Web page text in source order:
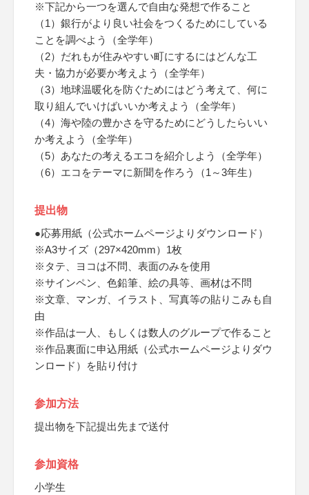
※下記から一つを選んで自由な発想で作ること
（1）銀行がより良い社会をつくるためにしている
ことを調べよう（全学年）
（2）だれもが住みやすい町にするにはどんな工
夫・協力が必要か考えよう（全学年）
（3）地球温暖化を防ぐためにはどう考えて、何に
取り組んでいけばいいか考えよう（全学年）
（4）海や陸の豊かさを守るためにどうしたらいい
か考えよう（全学年）
（5）あなたの考えるエコを紹介しよう（全学年）
（6）エコをテーマに新聞を作ろう（1～3年生）
提出物
●応募用紙（公式ホームページよりダウンロード）
※A3サイズ（297×420mm）1枚
※タテ、ヨコは不問、表面のみを使用
※サインペン、色鉛筆、絵の具等、画材は不問
※文章、マンガ、イラスト、写真等の貼りこみも自
由
※作品は一人、もしくは数人のグループで作ること
※作品裏面に申込用紙（公式ホームページよりダウ
ンロード）を貼り付け
参加方法
提出物を下記提出先まで送付
参加資格
小学生